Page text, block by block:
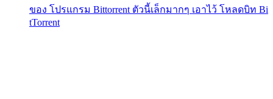
ของ โปรแกรม Bittorrent ตัวนี้เล็กมากๆ เอาไว้ โหลดบิท Bi
tTorrent